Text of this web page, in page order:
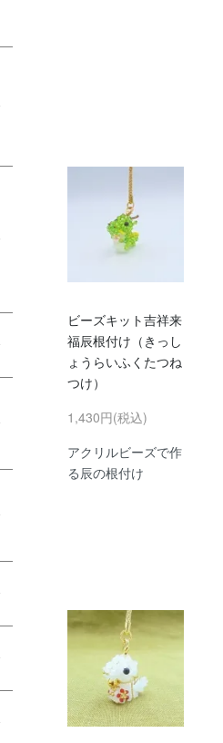
ビーズキット吉祥来
福辰根付け（きっし
ょうらいふくたつね
つけ）
1,430円(税込)
アクリルビーズで作
る辰の根付け